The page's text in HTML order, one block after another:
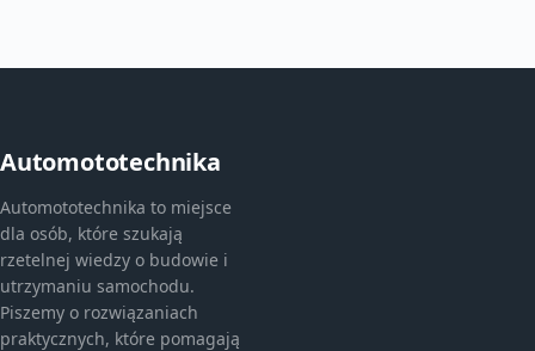
Automototechnika
Automototechnika to miejsce
dla osób, które szukają
rzetelnej wiedzy o budowie i
utrzymaniu samochodu.
Piszemy o rozwiązaniach
praktycznych, które pomagają